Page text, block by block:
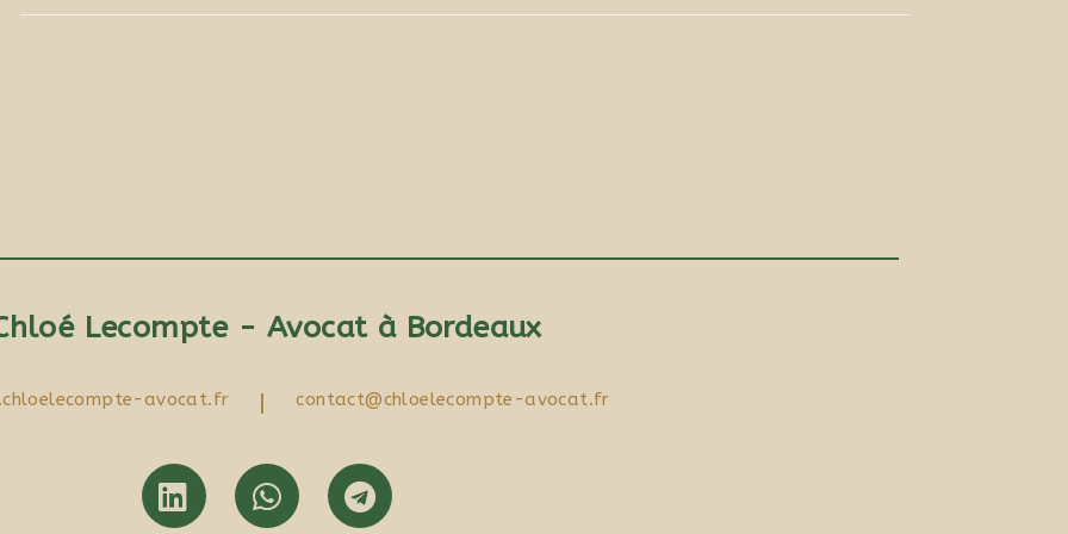
Lecompte - Avocat à Bordeaux
avocat.fr | contact@chloelecompte-avocat.fr